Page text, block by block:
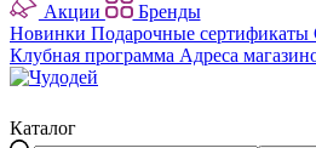
Акции
Бренды
Новинки Подарочные сертификаты
Клубная программа Адреса
Каталог